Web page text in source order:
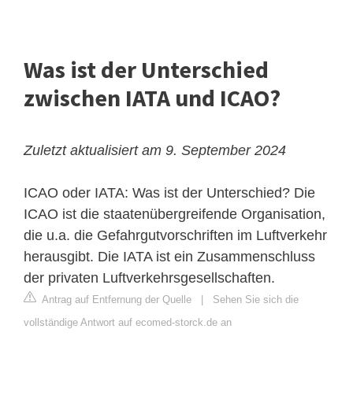
Was ist der Unterschied
zwischen IATA und ICAO?
Zuletzt aktualisiert am 9. September 2024
ICAO oder IATA: Was ist der Unterschied? Die
ICAO ist die staatenübergreifende Organisation,
die u.a. die Gefahrgutvorschriften im Luftverkehr
herausgibt. Die IATA ist ein Zusammenschluss
der privaten Luftverkehrsgesellschaften.
Antrag auf Entfernung der Quelle
Sehen Sie sich die
vollständige Antwort auf ecomed-storck.de an